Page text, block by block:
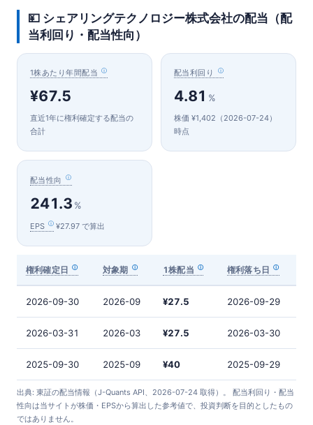
💴 シェアリングテクノロジー株式会社の配当（配
当利回り・配当性向）
1株あたり年間配当
¥67.5
直近1年に権利確定する配当の
合計
配当利回り
4.81 %
株価 ¥1,402（2026-07-24）
時点
配当性向
241.3 %
EPS ¥27.97 で算出
権利確定日 対象期 1株配当 権利落ち日
2026-09-30 2026-09 ¥27.5 2026-09-29
2026-03-31 2026-03 ¥27.5 2026-03-30
2025-09-30 2025-09 ¥40 2025-09-29
出典: 東証の配当情報（J-Quants API、2026-07-24 取得）。 配当利回り・配当
性向は当サイトが株価・EPSから算出した参考値で、投資判断を目的としたもの
ではありません。